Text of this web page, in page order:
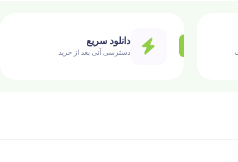
دانلود سریع
دسترسی آنی بعد از خرید